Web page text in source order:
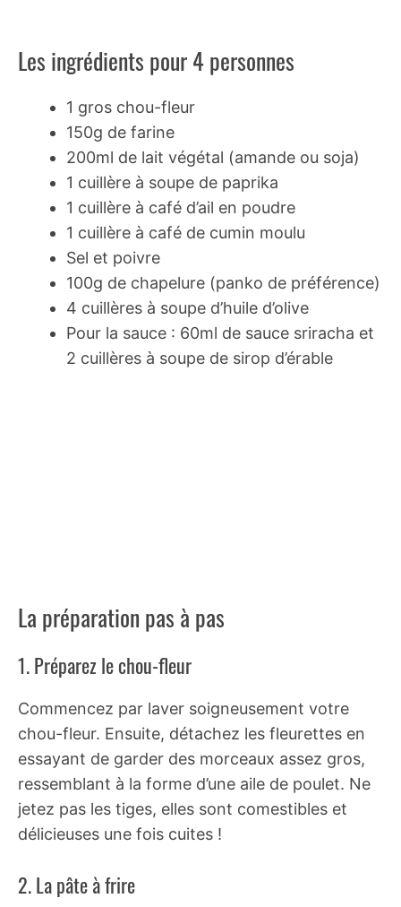
Les ingrédients pour 4 personnes
1 gros chou-fleur
150g de farine
200ml de lait végétal (amande ou soja)
1 cuillère à soupe de paprika
1 cuillère à café d’ail en poudre
1 cuillère à café de cumin moulu
Sel et poivre
100g de chapelure (panko de préférence)
4 cuillères à soupe d’huile d’olive
Pour la sauce : 60ml de sauce sriracha et
2 cuillères à soupe de sirop d’érable
La préparation pas à pas
1. Préparez le chou-fleur
Commencez par laver soigneusement votre
chou-fleur. Ensuite, détachez les fleurettes en
essayant de garder des morceaux assez gros,
ressemblant à la forme d’une aile de poulet. Ne
jetez pas les tiges, elles sont comestibles et
délicieuses une fois cuites !
2. La pâte à frire